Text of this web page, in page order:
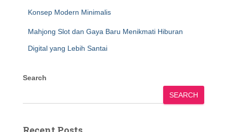
Konsep Modern Minimalis
Mahjong Slot dan Gaya Baru Menikmati Hiburan
Digital yang Lebih Santai
Search
SEARCH